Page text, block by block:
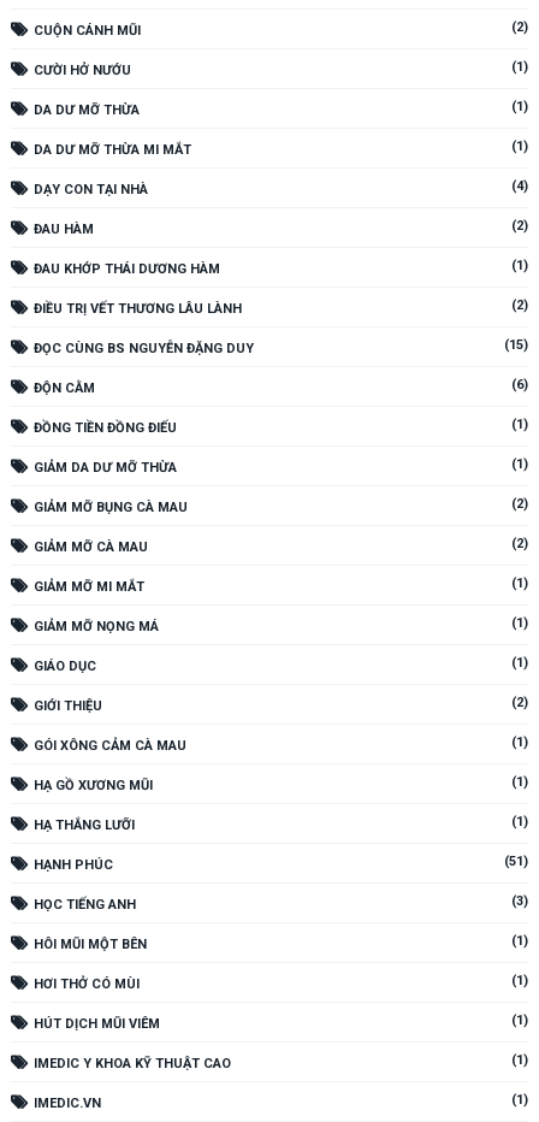
CUỘN CÁNH MŨI (2)
CƯỜI HỞ NƯỚU (1)
DA DƯ MỠ THỪA (1)
DA DƯ MỠ THỪA MI MẮT (1)
DẠY CON TẠI NHÀ (4)
ĐAU HÀM (2)
ĐAU KHỚP THÁI DƯƠNG HÀM (1)
ĐIỀU TRỊ VẾT THƯƠNG LÂU LÀNH (2)
ĐỌC CÙNG BS NGUYỄN ĐẶNG DUY (15)
ĐỘN CẰM (6)
ĐỒNG TIỀN ĐỒNG ĐIẾU (1)
GIẢM DA DƯ MỠ THỪA (1)
GIẢM MỠ BỤNG CÀ MAU (2)
GIẢM MỠ CÀ MAU (2)
GIẢM MỠ MI MẮT (1)
GIẢM MỠ NỌNG MÁ (1)
GIÁO DỤC (1)
GIỚI THIỆU (2)
GÓI XÔNG CẢM CÀ MAU (1)
HẠ GỒ XƯƠNG MŨI (1)
HẠ THẮNG LƯỠI (1)
HẠNH PHÚC (51)
HỌC TIẾNG ANH (3)
HÔI MŨI MỘT BÊN (1)
HƠI THỞ CÓ MÙI (1)
HÚT DỊCH MŨI VIÊM (1)
IMEDIC Y KHOA KỸ THUẬT CAO (1)
IMEDIC.VN (1)